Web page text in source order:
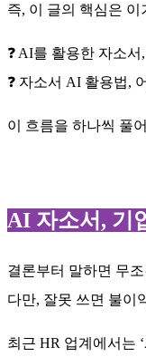
즉, 이 글의 핵심은 이
❓ AI를 활용한 자소
❓ 자소서 AI 활용법,
이 흐름을 하나씩 풀
AI 자소서, 기
결론부터 말하면 무
다만, 잘못 쓰면 불이
최근 HR 업계에서는